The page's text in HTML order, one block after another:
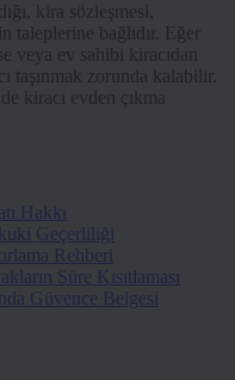
kira sözleşmesi,
bağlıdır. Eğer
veya ev sahibi kiracıdan
taşınmak zorunda kalabilir.
kiracı evden çıkma
Hakkı
Geçerliliği
Rehberi
Süre Kısıtlaması
Güvence Belgesi